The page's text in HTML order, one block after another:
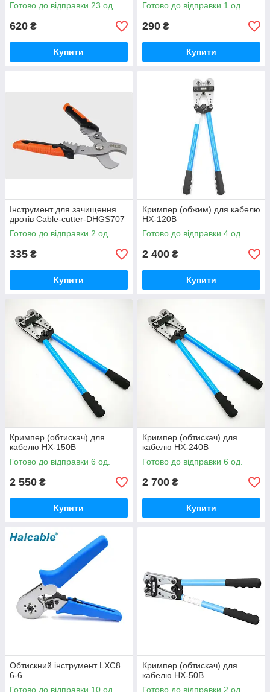
Готово до відправки 23 од.
620 ₴
Купити
Готово до відправки 1 од.
290 ₴
Купити
Інструмент для зачищення
дротів Cable-cutter-DHGS707
Готово до відправки 2 од.
335 ₴
Купити
Кримпер (обжим) для кабелю
HX-120B
Готово до відправки 4 од.
2 400 ₴
Купити
Кримпер (обтискач) для
кабелю HX-150B
Готово до відправки 6 од.
2 550 ₴
Купити
Кримпер (обтискач) для
кабелю HX-240B
Готово до відправки 6 од.
2 700 ₴
Купити
Обтискний інструмент LXC8
6-6
Готово до відправки 10 од.
Кримпер (обтискач) для
кабелю HX-50B
Готово до відправки 2 од.